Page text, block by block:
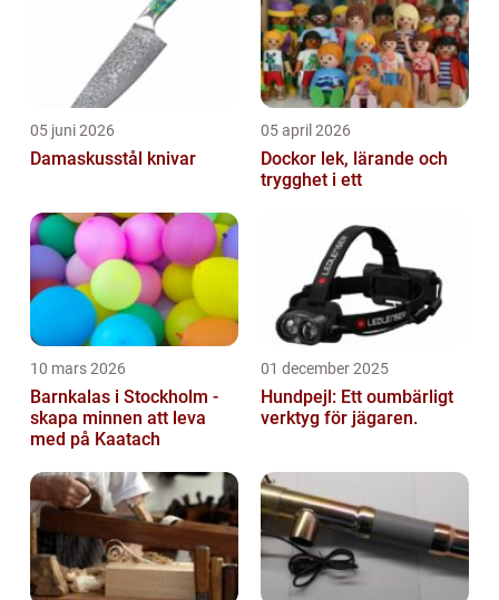
05 juni 2026
Damaskusstål knivar
05 april 2026
Dockor lek, lärande och
trygghet i ett
10 mars 2026
Barnkalas i Stockholm -
skapa minnen att leva
med på Kaatach
01 december 2025
Hundpejl: Ett oumbärligt
verktyg för jägaren.